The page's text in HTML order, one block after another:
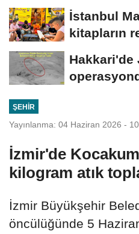
İstanbul
kitapların
Hakkari'de
ŞEHIR
Yayınlanma: 04 Haziran 2026 -
İzmir'de
kilogram atık
İzmir Büyükşehir
öncülüğünde 5